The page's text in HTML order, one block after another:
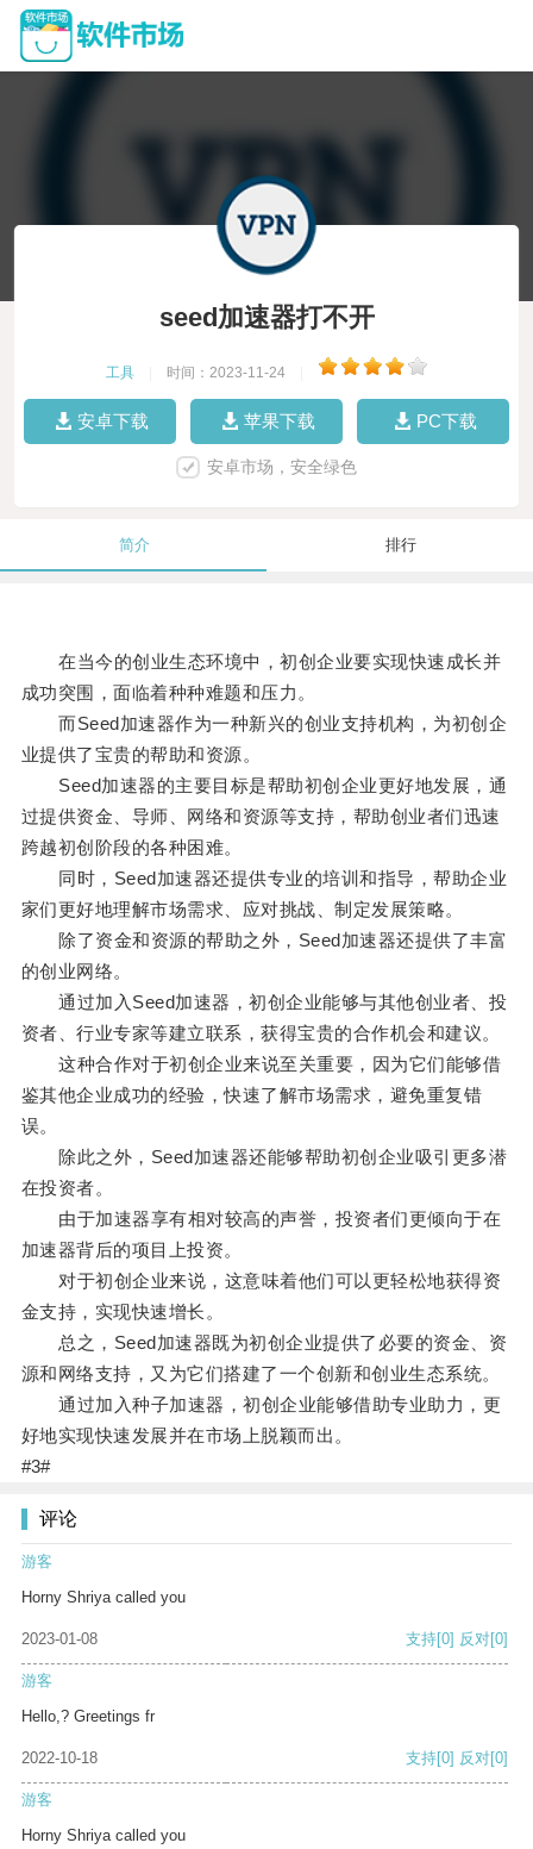
seed加速器打不开
工具 时间：2023-11-24
安卓下载 苹果下载 PC下载
安卓市场，安全绿色
简介 排行
在当今的创业生态环境中，初创企业要实现快速成长并
成功突围，面临着种种难题和压力。
而Seed加速器作为一种新兴的创业支持机构，为初创企
业提供了宝贵的帮助和资源。
Seed加速器的主要目标是帮助初创企业更好地发展，通
过提供资金、导师、网络和资源等支持，帮助创业者们迅速
跨越初创阶段的各种困难。
同时，Seed加速器还提供专业的培训和指导，帮助企业
家们更好地理解市场需求、应对挑战、制定发展策略。
除了资金和资源的帮助之外，Seed加速器还提供了丰富
的创业网络。
通过加入Seed加速器，初创企业能够与其他创业者、投
资者、行业专家等建立联系，获得宝贵的合作机会和建议。
这种合作对于初创企业来说至关重要，因为它们能够借
鉴其他企业成功的经验，快速了解市场需求，避免重复错
误。
除此之外，Seed加速器还能够帮助初创企业吸引更多潜
在投资者。
由于加速器享有相对较高的声誉，投资者们更倾向于在
加速器背后的项目上投资。
对于初创企业来说，这意味着他们可以更轻松地获得资
金支持，实现快速增长。
总之，Seed加速器既为初创企业提供了必要的资金、资
源和网络支持，又为它们搭建了一个创新和创业生态系统。
通过加入种子加速器，初创企业能够借助专业助力，更
好地实现快速发展并在市场上脱颖而出。
#3#
评论
游客
Horny Shriya called you
2023-01-08 支持[0] 反对[0]
游客
Hello,? Greetings fr
2022-10-18 支持[0] 反对[0]
游客
Horny Shriya called you